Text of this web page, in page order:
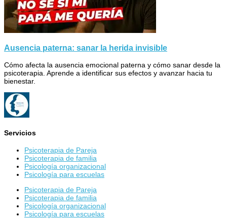
Ausencia paterna: sanar la herida invisible
Cómo afecta la ausencia emocional paterna y cómo sanar desde la
psicoterapia. Aprende a identificar sus efectos y avanzar hacia tu
bienestar.
Servicios
Psicoterapia de Pareja
Psicoterapia de familia
Psicología organizacional
Psicología para escuelas
Psicoterapia de Pareja
Psicoterapia de familia
Psicología organizacional
Psicología para escuelas